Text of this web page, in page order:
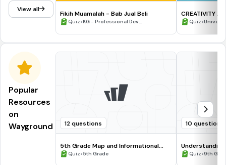
View all
Fikih Muamalah - Bab Jual Beli
Quiz•KG - Professional Dev...
CREATIVITY
Quiz•
Popular
Resources
on
Wayground
12 questions
5th Grade Map and Informational
Processing Skills
Quiz•5th Grade
10 questions
Quiz•9th